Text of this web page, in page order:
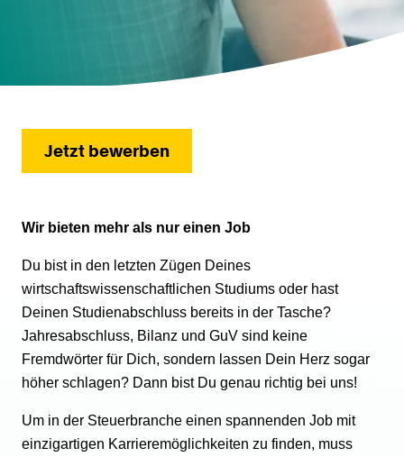
Jetzt bewerben
Wir bieten mehr als nur einen Job
Du bist in den letzten Zügen Deines
wirtschaftswissenschaftlichen Studiums oder hast
Deinen Studienabschluss bereits in der Tasche?
Jahresabschluss, Bilanz und GuV sind keine
Fremdwörter für Dich, sondern lassen Dein Herz sogar
höher schlagen? Dann bist Du genau richtig bei uns!
Um in der Steuerbranche einen spannenden Job mit
einzigartigen Karrieremöglichkeiten zu finden, muss